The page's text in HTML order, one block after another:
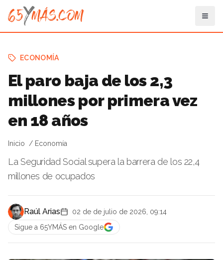
ECONOMÍA
El paro baja de los 2,3
millones por primera vez
en 18 años
Inicio Economía
La Seguridad Social supera la barrera de los 22,4
millones de ocupados
Raúl Arias
02 de de julio de 2026, 09:14
Sigue a 65YMÁS en Google